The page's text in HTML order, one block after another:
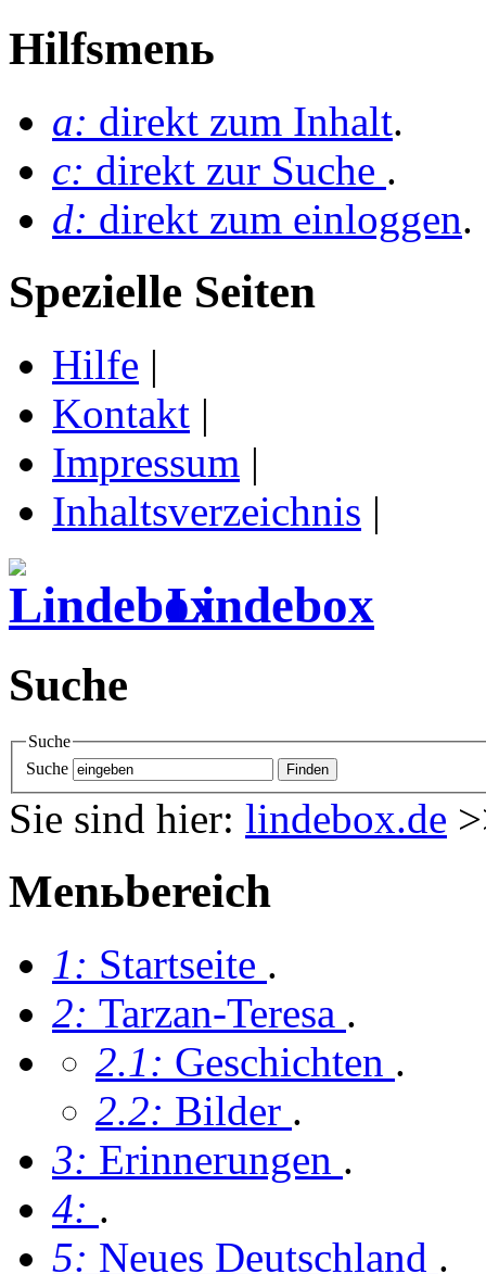
Hilfsmenь
a: direkt zum Inhalt.
c: direkt zur Suche .
d: direkt zum einloggen.
Spezielle Seiten
Hilfe |
Kontakt |
Impressum |
Inhaltsverzeichnis |
Lindebox
Suche
Suche
Suche
Sie sind hier: lindebox.de
Menьbereich
1: Startseite .
2: Tarzan-Teresa .
2.1: Geschichten .
2.2: Bilder .
3: Erinnerungen .
4: .
5: Neues Deutschland .